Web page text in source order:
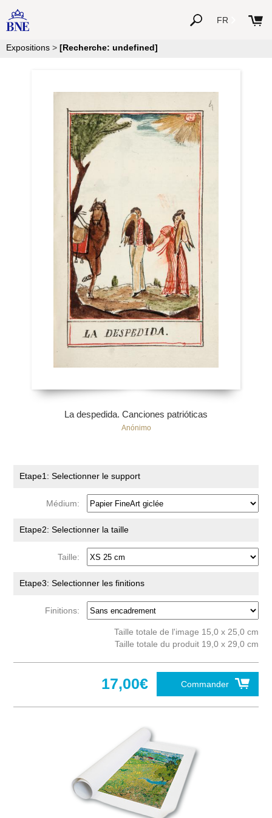
FR
Expositions > [Recherche: undefined]
La despedida. Canciones patrióticas
Anónimo
Etape1: Selectionner le support
Médium:
Etape2: Selectionner la taille
Taille:
Etape3: Selectionner les finitions
Finitions:
Taille totale de l'image 15,0 x 25,0 cm
Taille totale du produit 19,0 x 29,0 cm
Commander
17,00€